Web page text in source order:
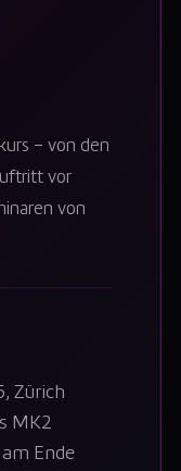
– von den
vor
von
Zürich
MK2
Ende